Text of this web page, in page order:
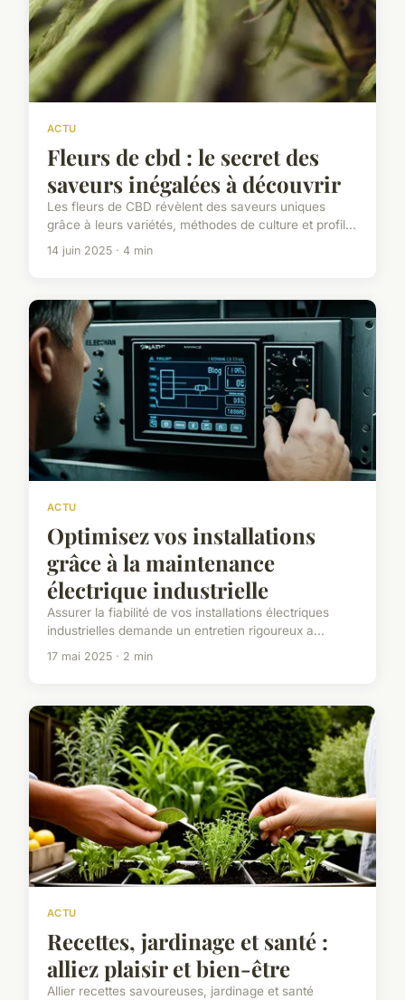
ACTU
Fleurs de cbd : le secret des
saveurs inégalées à découvrir
Les fleurs de CBD révèlent des saveurs uniques
grâce à leurs variétés, méthodes de culture et profil...
14 juin 2025 · 4 min
ACTU
Optimisez vos installations
grâce à la maintenance
électrique industrielle
Assurer la fiabilité de vos installations électriques
industrielles demande un entretien rigoureux a...
17 mai 2025 · 2 min
ACTU
Recettes, jardinage et santé :
alliez plaisir et bien-être
Allier recettes savoureuses, jardinage et santé